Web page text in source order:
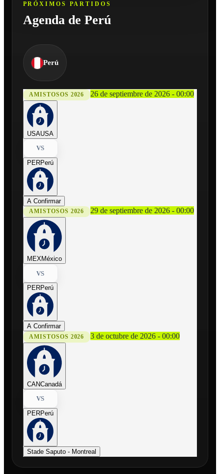
PRÓXIMOS PARTIDOS
Agenda de Perú
Perú
AMISTOSOS 2026 26 de septiembre de 2026 - 00:00
USAUSA
VS
PERPerú
A Confirmar
AMISTOSOS 2026 29 de septiembre de 2026 - 00:00
MEXMéxico
VS
PERPerú
A Confirmar
AMISTOSOS 2026 3 de octubre de 2026 - 00:00
CANCanadá
VS
PERPerú
Stade Saputo - Montreal